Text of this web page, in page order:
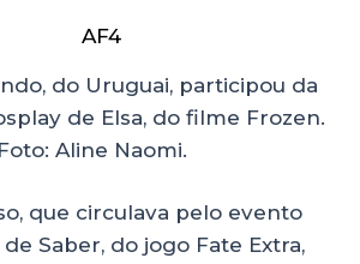
do Uruguai, participou da
de Elsa, do filme Frozen.
Foto: Aline Naomi.
que circulava pelo evento
Saber, do jogo Fate Extra,